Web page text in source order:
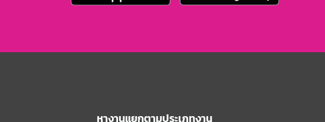
หางานแยกตามประเภทงาน